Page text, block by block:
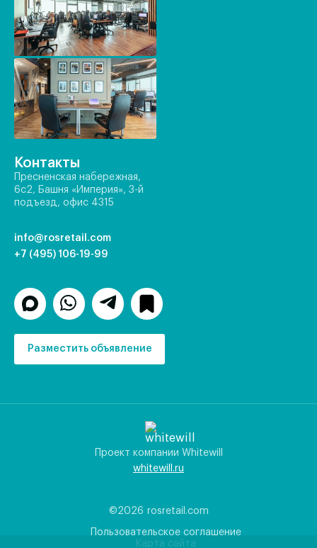
Контакты
Пресненская набережная,
6с2, Башня «Империя», 3-й
подъезд, офис 4315
info@rosretail.com
+7 (495) 106-19-99
Разместить объявление
©2026 rosretail.com
Пользовательское соглашение
Карта сайта
Проект компании Whitewill
whitewill.ru